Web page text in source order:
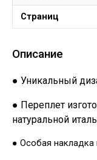
Страниц
Описание
● Уникальный
● Переплет
натуральной
● Особая накладка